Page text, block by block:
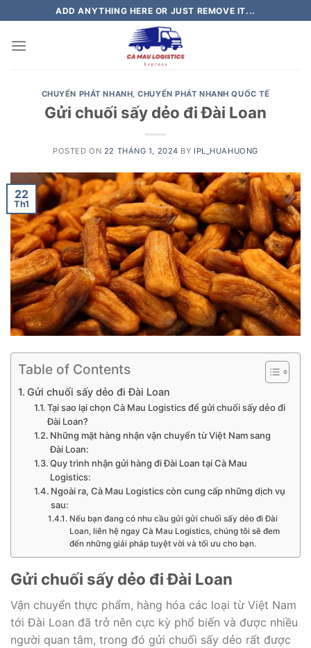
to
content
ADD ANYTHING HERE OR JUST REMOVE IT...
CHUYỂN PHÁT NHANH,CHUYỂN PHÁT NHANH QUỐC TẾ
Gửi chuối sấy dẻo đi Đài Loan
POSTED ON 22 THÁNG 1, 2024 BY IPL_HUAHUONG
22
Th1
Table of Contents
Gửi chuối sấy dẻo đi Đài Loan
Tại sao lại chọn Cà Mau Logistics để gửi chuối sấy dẻo đi
Đài Loan?
Những mặt hàng nhận vận chuyển từ Việt Nam sang
Đài Loan:
Quy trình nhận gửi hàng đi Đài Loan tại Cà Mau
Logistics:
Ngoài ra, Cà Mau Logistics còn cung cấp những dịch vụ
sau:
Nếu bạn đang có nhu cầu gửi gửi chuối sấy dẻo đi Đài
Loan, liên hệ ngay Cà Mau Logistics, chúng tôi sẽ đem
đến những giải pháp tuyệt vời và tối ưu cho bạn.
Gửi chuối sấy dẻo đi Đài Loan
Vận chuyển thực phẩm, hàng hóa các loại từ Việt Nam
tới Đài Loan đã trở nên cực kỳ phổ biến và được nhiều
người quan tâm, trong đó gửi chuối sấy dẻo rất được